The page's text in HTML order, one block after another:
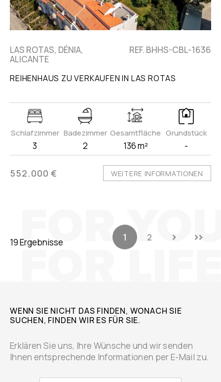
LAS ROTAS, DÉNIA,
ALICANTE
REF. BHHS-CBL-1636
REIHENHAUS ZU VERKAUFEN IN LAS ROTAS
Schlafzimmer
3
Badezimmer
2
Gesamtfläche
136 m²
Grundstück
-
552.000 € WEITERE INFORMATIONEN
19 Ergebnisse 1 2
WENN SIE NICHT DAS FINDEN, WONACH SIE
SUCHEN, FINDEN WIR ES FÜR SIE.
Erklären Sie uns, Ihre Wünsche und wir senden
Ihnen entsprechende Informationen per E-Mail zu.